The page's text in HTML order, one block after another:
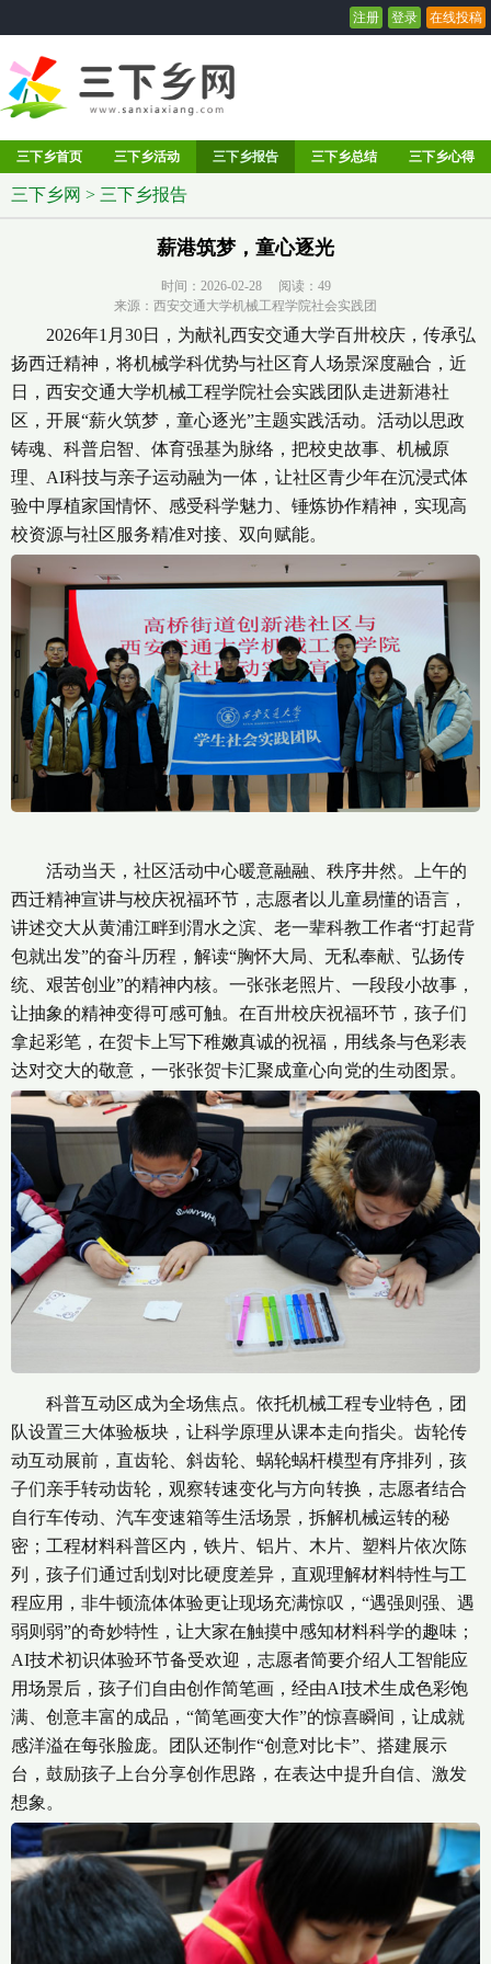
注册 登录 在线投稿
三下乡首页 三下乡活动 三下乡报告 三下乡总结 三下乡心得
三下乡网 > 三下乡报告
薪港筑梦，童心逐光
时间：2026-02-28 阅读： 49
来源：西安交通大学机械工程学院社会实践团
2026年1月30日，为献礼西安交通大学百卅校庆，传承弘
扬西迁精神，将机械学科优势与社区育人场景深度融合，近
日，西安交通大学机械工程学院社会实践团队走进新港社
区，开展“薪火筑梦，童心逐光”主题实践活动。活动以思政
铸魂、科普启智、体育强基为脉络，把校史故事、机械原
理、AI科技与亲子运动融为一体，让社区青少年在沉浸式体
验中厚植家国情怀、感受科学魅力、锤炼协作精神，实现高
校资源与社区服务精准对接、双向赋能。
活动当天，社区活动中心暖意融融、秩序井然。上午的
西迁精神宣讲与校庆祝福环节，志愿者以儿童易懂的语言，
讲述交大从黄浦江畔到渭水之滨、老一辈科教工作者“打起背
包就出发”的奋斗历程，解读“胸怀大局、无私奉献、弘扬传
统、艰苦创业”的精神内核。一张张老照片、一段段小故事，
让抽象的精神变得可感可触。在百卅校庆祝福环节，孩子们
拿起彩笔，在贺卡上写下稚嫩真诚的祝福，用线条与色彩表
达对交大的敬意，一张张贺卡汇聚成童心向党的生动图景。
科普互动区成为全场焦点。依托机械工程专业特色，团
队设置三大体验板块，让科学原理从课本走向指尖。齿轮传
动互动展前，直齿轮、斜齿轮、蜗轮蜗杆模型有序排列，孩
子们亲手转动齿轮，观察转速变化与方向转换，志愿者结合
自行车传动、汽车变速箱等生活场景，拆解机械运转的秘
密；工程材料科普区内，铁片、铝片、木片、塑料片依次陈
列，孩子们通过刮划对比硬度差异，直观理解材料特性与工
程应用，非牛顿流体体验更让现场充满惊叹，“遇强则强、遇
弱则弱”的奇妙特性，让大家在触摸中感知材料科学的趣味；
AI技术初识体验环节备受欢迎，志愿者简要介绍人工智能应
用场景后，孩子们自由创作简笔画，经由AI技术生成色彩饱
满、创意丰富的成品，“简笔画变大作”的惊喜瞬间，让成就
感洋溢在每张脸庞。团队还制作“创意对比卡”、搭建展示
台，鼓励孩子上台分享创作思路，在表达中提升自信、激发
想象。